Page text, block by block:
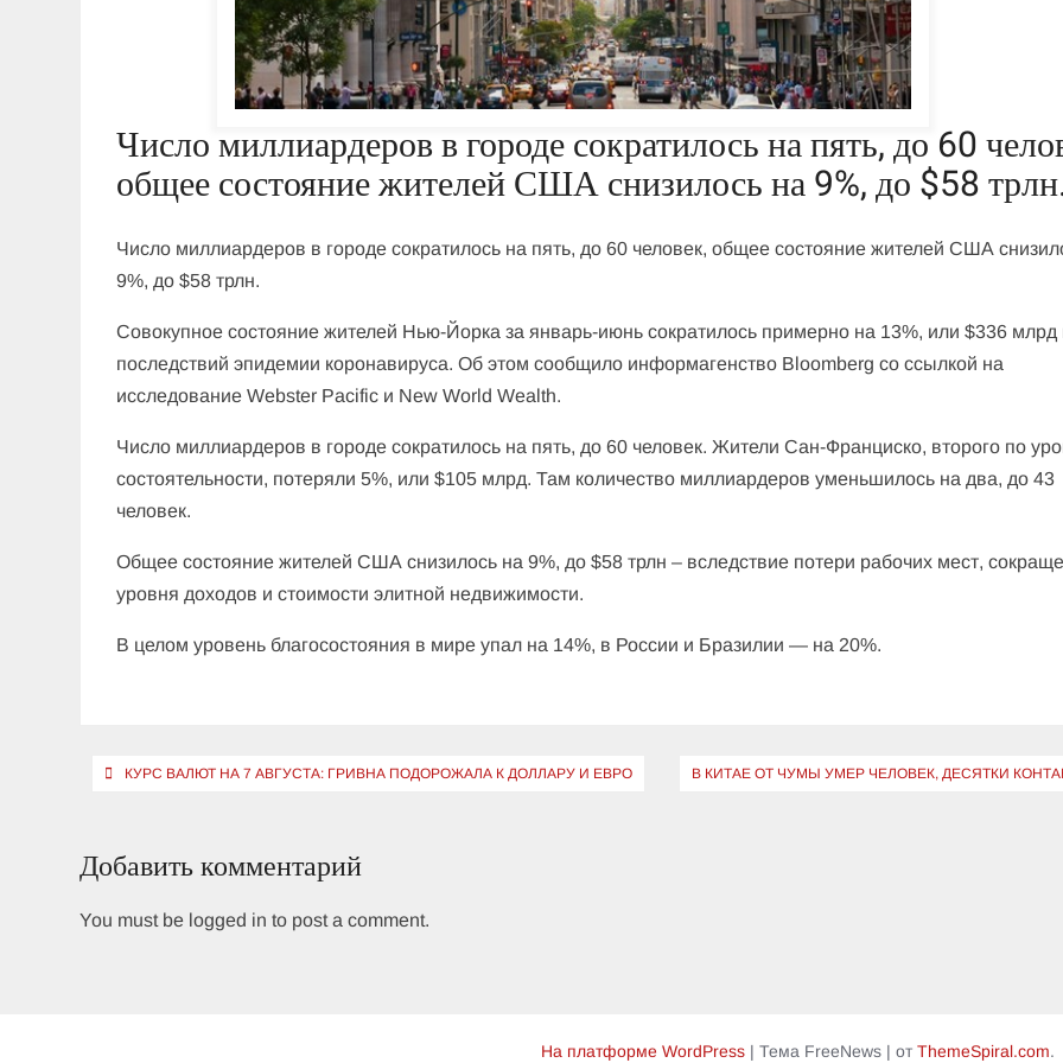
Число миллиардеров в городе сократилось на пять, до 60
общее состояние жителей США снизилось на 9%, до $58
Число миллиардеров в городе сократилось на пять, до 60 человек, общее состояние жителей США
9%, до $58 трлн.
Совокупное состояние жителей Нью-Йорка за январь-июнь сократилось примерно на 13%, или $336 млрд
последствий эпидемии коронавируса. Об этом сообщило информагенство Bloomberg со ссылкой на
исследование Webster Pacific и New World Wealth.
Число миллиардеров в городе сократилось на пять, до 60 человек. Жители Сан-Франциско, второго по
состоятельности, потеряли 5%, или $105 млрд. Там количество миллиардеров уменьшилось на два, до 43
человек.
Общее состояние жителей США снизилось на 9%, до $58 трлн – вследствие потери рабочих мест,
уровня доходов и стоимости элитной недвижимости.
В целом уровень благосостояния в мире упал на 14%, в России и Бразилии — на 20%.
Навигация
записям
КУРС ВАЛЮТ НА 7 АВГУСТА: ГРИВНА ПОДОРОЖАЛА К ДОЛЛАРУ И ЕВРО В КИТАЕ ОТ ЧУМЫ УМЕР ЧЕЛОВЕК, ДЕСЯТКИ
Добавить комментарий
You must be logged in to post a comment.
На платформе WordPress | Тема FreeNews | от ThemeSpiral.com.